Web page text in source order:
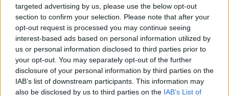
targeted advertising by us, please use the below opt-out
section to confirm your selection. Please note that after your
opt-out request is processed you may continue seeing
interest-based ads based on personal information utilized by
us or personal information disclosed to third parties prior to
your opt-out. You may separately opt-out of the further
disclosure of your personal information by third parties on the
IAB’s list of downstream participants. This information may
also be disclosed by us to third parties on the IAB’s List of
ANR dækker hele den nordjyske region i din radio – fra
Thy og Mors i vest til Mariagerfjord i sydøst og til
Skagen i Nord.